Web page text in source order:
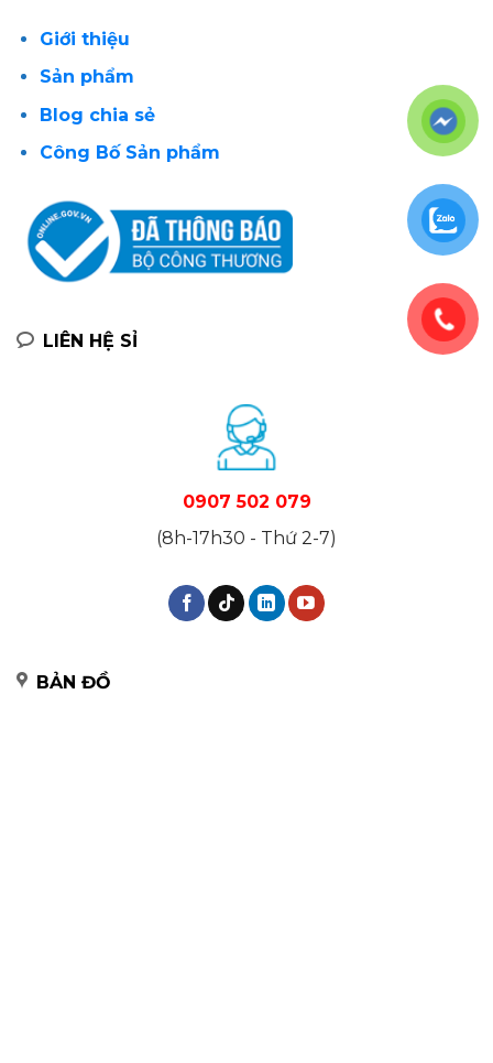
Giới thiệu
Sản phẩm
Blog chia sẻ
Công Bố Sản phẩm
LIÊN HỆ SỈ
0907 502 079
(8h-17h30 - Thứ 2-7)
BẢN ĐỒ